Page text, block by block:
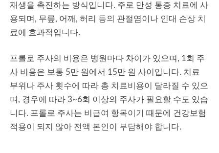
재생을 촉진하는 방식입니다. 주로 만성 통증 치료에 사
용되며, 무릎, 어깨, 허리 등의 관절염이나 인대 손상 치
료에 효과적입니다.
프롤로 주사의 비용은 병원마다 차이가 있으며, 1회 주
사 비용은 보통 5만 원에서 15만 원 사이입니다. 치료
부위나 주사 횟수에 따라 총 치료비용이 달라질 수 있으
며, 경우에 따라 3~6회 이상의 주사가 필요할 수도 있습
니다. 프롤로 주사는 비급여 항목이기 때문에 건강보험
적용이 되지 않아 전액 본인이 부담해야 합니다.